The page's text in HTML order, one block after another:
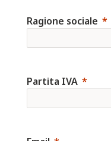
Ragione sociale
Partita IVA